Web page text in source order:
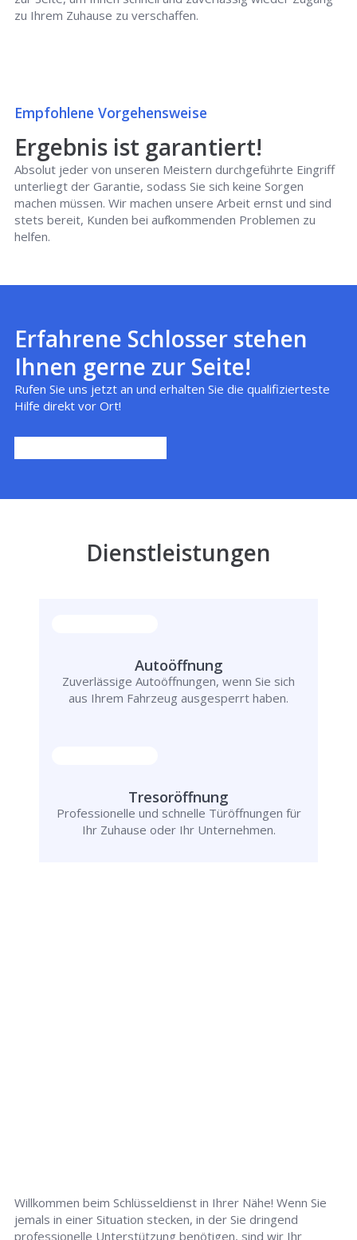
zu Ihrem Zuhause zu verschaffen.
Empfohlene Vorgehensweise
Ergebnis ist garantiert!
Absolut jeder von unseren Meistern durchgeführte Eingriff
unterliegt der Garantie, sodass Sie sich keine Sorgen
machen müssen. Wir machen unsere Arbeit ernst und sind
stets bereit, Kunden bei aufkommenden Problemen zu
helfen.
Erfahrene Schlosser stehen
Ihnen gerne zur Seite!
Rufen Sie uns jetzt an und erhalten Sie die qualifizierteste
Hilfe direkt vor Ort!
Dienstleistungen
Autoöffnung
Zuverlässige Autoöffnungen, wenn Sie sich
aus Ihrem Fahrzeug ausgesperrt haben.
Tresoröffnung
Professionelle und schnelle Türöffnungen für
Ihr Zuhause oder Ihr Unternehmen.
Willkommen beim Schlüsseldienst in Ihrer Nähe! Wenn Sie
jemals in einer Situation stecken, in der Sie dringend
professionelle Unterstützung benötigen, sind wir Ihr